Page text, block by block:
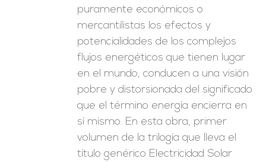
puramente económicos o
mercantilistas los efectos y
potencialidades de los complejos
flujos energéticos que tienen lugar
en el mundo, conducen a una visión
pobre y distorsionada del significado
que el término energía encierra en
sí mismo. En esta obra, primer
volumen de la trilogía que lleva el
título genérico Electricidad Solar